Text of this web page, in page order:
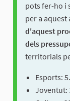
pots fer-ho i
per a aquest
d'aquest
dels
territorials
Esports:
Joventut: